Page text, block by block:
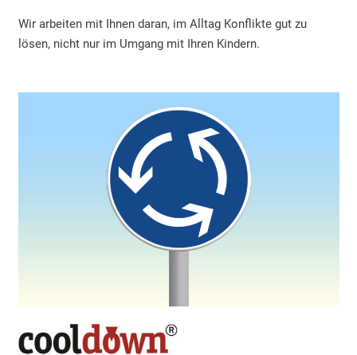
Wir arbeiten mit Ihnen daran, im Alltag Konflikte gut zu
lösen, nicht nur im Umgang mit Ihren Kindern.